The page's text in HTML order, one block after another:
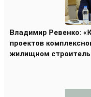
Владимир Ревенко:
проектов
жилищном